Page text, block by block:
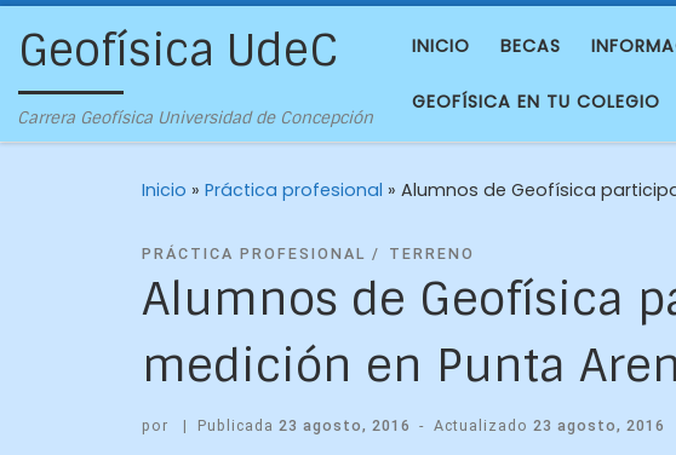
Geofísica UdeC
Carrera Geofísica Universidad de Concepción
INICIO BECAS
GEOFÍSICA EN TU COLEGIO
Inicio » Práctica profesional » Alumnos de Geofísica
PRÁCTICA PROFESIONAL TERRENO
Alumnos de Geofísica
medición en Punta
por | Publicada 23 agosto, 2016 - Actualizado23 agosto, 2016